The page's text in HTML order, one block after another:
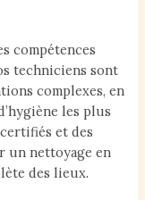
compétences
techniciens sont
complexes, en
les plus
et des
un nettoyage en
des lieux.